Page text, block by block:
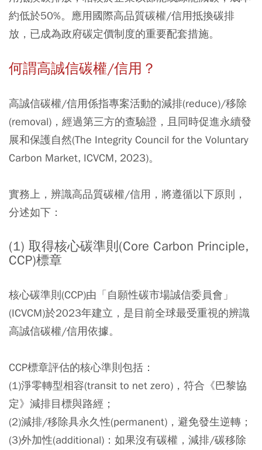
約低於50%。應用國際高品質碳權/信用抵換碳排
放，已成為政府碳定價制度的重要配套措施。
何謂高誠信碳權/信用？
高誠信碳權/信用係指專案活動的減排(reduce)/移除
(removal)，經過第三方的查驗證，且同時促進永續發
展和保護自然(The Integrity Council for the Voluntary
Carbon Market, ICVCM, 2023)。
實務上，辨識高品質碳權/信用，將遵循以下原則，
分述如下：
(1) 取得核心碳準則(Core Carbon Principle,
CCP)標章
核心碳準則(CCP)由「自願性碳市場誠信委員會」
(ICVCM)於2023年建立，是目前全球最受重視的辨識
高誠信碳權/信用依據。
CCP標章評估的核心準則包括：
(1)淨零轉型相容(transit to net zero)，符合《巴黎協
定》減排目標與路經；
(2)減排/移除具永久性(permanent)，避免發生逆轉；
(3)外加性(additional)：如果沒有碳權，減排/碳移除